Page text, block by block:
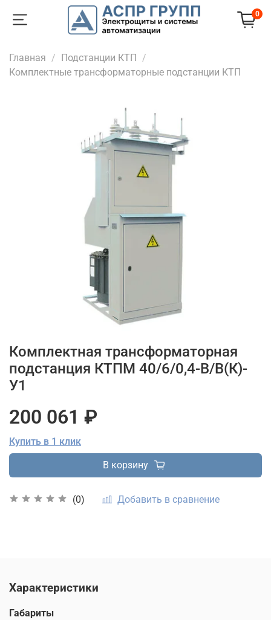
0
Главная
Подстанции КТП
Комплектные трансформаторные подстанции КТП
Комплектная трансформаторная
подстанция КТПМ 40/6/0,4-В/В(К)-
У1
(0) Добавить в сравнение
200 061 ₽
Купить в 1 клик
В корзину
Характеристики
Габариты